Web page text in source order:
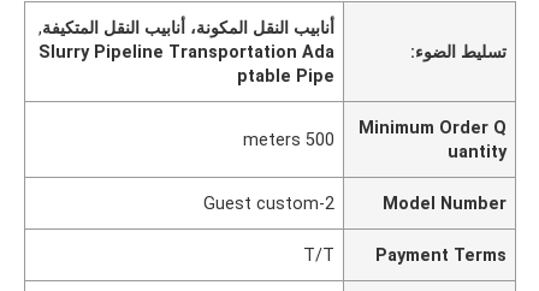
تسليط الضوء:
أنابيب النقل المكونة، أنابيب النقل المتكيفة,
Slurry Pipeline Transportation Ada
ptable Pipe
Minimum Order Q
uantity
500 meters
Model Number
Guest custom-2
Payment Terms
T/T